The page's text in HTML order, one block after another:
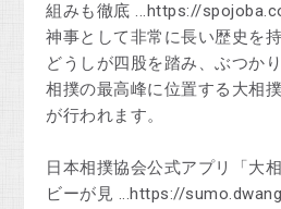
組みも徹底 ...https://
神事として非常に長い歴史を
どうしが四股を踏み、ぶつか
相撲の最高峰に位置する大相
が行われます。
日本相撲協会公式アプリ「大
ビーが見 ...https://